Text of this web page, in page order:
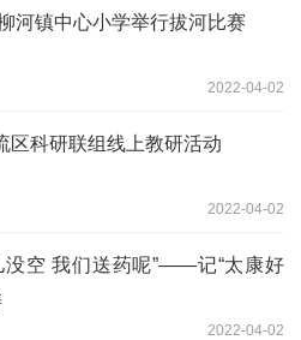
镇中心小学举行拔河比赛
2022-04-02
区科研联组线上教研活动
2022-04-02
没空 我们送药呢”——记“太康好
2022-04-02